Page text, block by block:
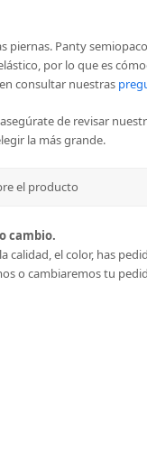
piernas. Panty
por lo que es
consultar nuestras
de revisar
la más grande.
el producto
cambio.
calidad, el color, has
o cambiaremos tu